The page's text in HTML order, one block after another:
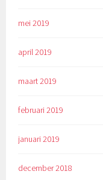
mei 2019
april 2019
maart 2019
februari 2019
januari 2019
december 2018